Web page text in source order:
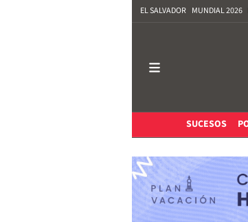
EL SALVADOR MUNDIAL 2026
SUCESOS